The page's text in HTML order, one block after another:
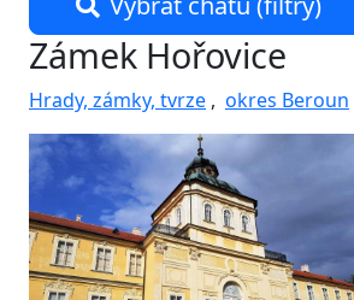
Zámek Hořovice
Hrady, zámky, tvrze , okres Beroun